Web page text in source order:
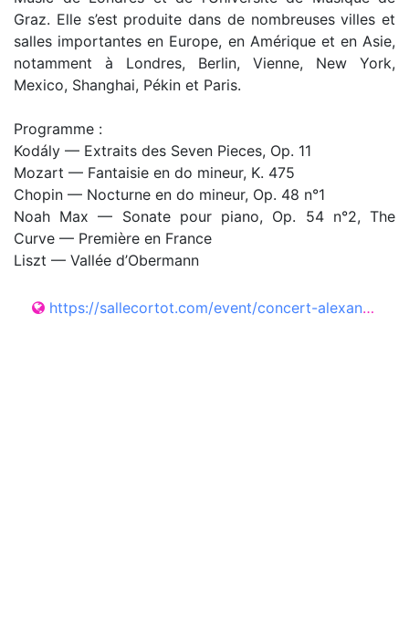
Graz. Elle s’est produite dans de nombreuses villes et
salles importantes en Europe, en Amérique et en Asie,
notamment à Londres, Berlin, Vienne, New York,
Mexico, Shanghai, Pékin et Paris.
Programme :
Kodály — Extraits des Seven Pieces, Op. 11
Mozart — Fantaisie en do mineur, K. 475
Chopin — Nocturne en do mineur, Op. 48 n°1
Noah Max — Sonate pour piano, Op. 54 n°2, The
Curve — Première en France
Liszt — Vallée d’Obermann
https://sallecortot.com/event/concert-alexandra-balog-piano-exploring-inner-landscapes/